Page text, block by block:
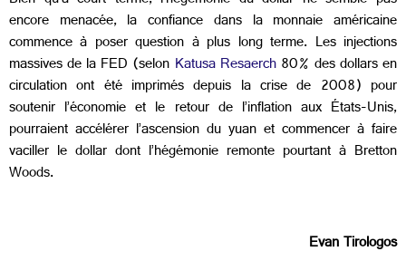
encore menacée, la confiance dans la monnaie américaine
commence à poser question à plus long terme. Les injections
massives de la FED (selon Katusa Resaerch80% des dollars en
circulation ont été imprimés depuis la crise de 2008) pour
soutenir l’économie et le retour de l’inflation aux États-Unis,
pourraient accélérer l’ascension du yuan et commencer à faire
vaciller le dollar dont l’hégémonie remonte pourtant à Bretton
Woods.
Evan Tirologos